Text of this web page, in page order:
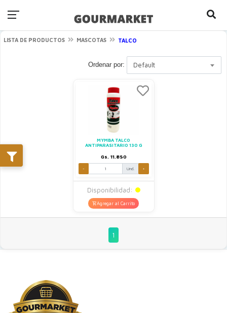
LISTA DE PRODUCTOS MASCOTAS TALCO
Ordenar por: Default
MYMBA TALCO
ANTIPARASITARIO 130 G
Gs. 11.850
- Und. +
Disponibilidad:
Agregar al Carrito
1